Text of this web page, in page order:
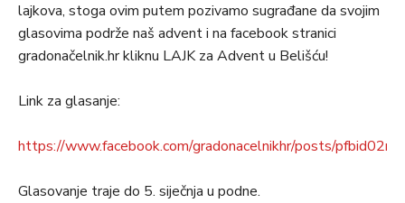
lajkova, stoga ovim putem pozivamo sugrađane da svojim
glasovima podrže naš advent i na facebook stranici
gradonačelnik.hr kliknu LAJK za Advent u Belišću!
Link za glasanje:
https://www.facebook.com/gradonacelnikhr/posts/
Glasovanje traje do 5. siječnja u podne.